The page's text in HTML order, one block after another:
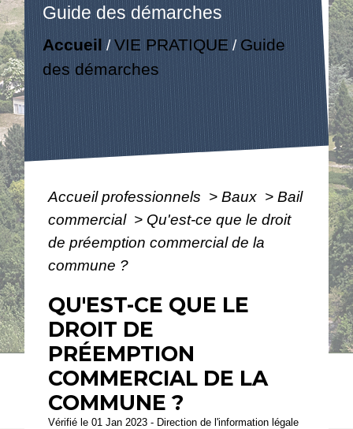
Guide des démarches
Accueil /VIE PRATIQUE / Guide
des démarches
Accueil professionnels > Baux > Bail
commercial > Qu'est-ce que le droit
de préemption commercial de la
commune ?
QU'EST-CE QUE LE
DROIT DE
PRÉEMPTION
COMMERCIAL DE LA
COMMUNE ?
Vérifié le 01 Jan 2023 - Direction de l'information légale